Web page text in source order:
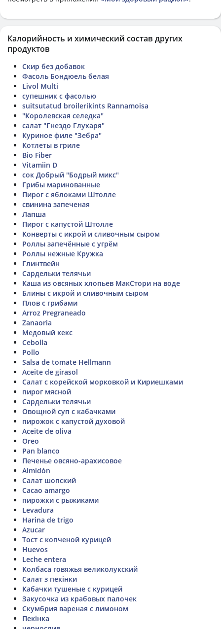
Калорийность и химический состав других
продуктов
Скир без добавок
Фасоль Бондюель белая
Livol Multi
супешник с фасолью
suitsutatud broilerikints Rannamoisa
"Королевская селедка"
салат "Гнездо Глухаря"
Куриное филе "Зебра"
Котлеты в гриле
Bio Fiber
Vitamiin D
сок Добрый "Бодрый микс"
Грибы маринованные
Пирог с яблоками Штолле
свинина запеченая
Лапша
Пирог с капустой Штолле
Конверты с икрой и сливочным сыром
Роллы запечённые с угрём
Роллы нежные Кружка
Глинтвейн
Сардельки телячьи
Каша из овсяных хлопьев МакСтори на воде
Блины с икрой и сливочным сыром
Плов с грибами
Arroz Pregraneado
Zanaoria
Медовый кекс
Cebolla
Pollo
Salsa de tomate Hellmann
Aceite de girasol
Салат с корейской морковкой и Кириешками
пирог мясной
Сардельки телячьи
Овощной суп с кабачками
пирожок с капустой духовой
Aceite de oliva
Oreo
Pan blanco
Печенье овсяно-арахисовое
Almidón
Салат шопский
Cacao amargo
пирожки с рыжиками
Levadura
Harina de trigo
Azucar
Тост с копченой курицей
Huevos
Leche entera
Колбаса говяжья великолукский
Салат з пекінки
Кабачки тушеные с курицей
Закусочка из крабовых палочек
Скумбрия вареная с лимоном
Пекінка